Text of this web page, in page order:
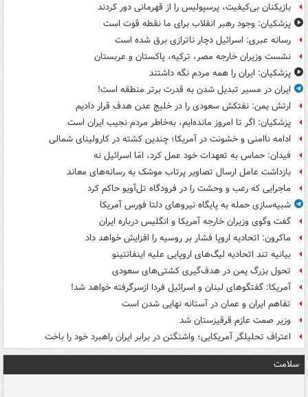
بازیکنان بی‌کیفیت، پرسپولیس را از قهرمانی دور کردند
پزشکیان: وجود رهبر انقلاب برای ما نقطه قوت است
رسانه عبری: اسرائیل دچار ناترازی برق شده است
نشست وزیران خارجه مصر، ترکیه، پاکستان و عربستان
پزشکیان: ایران را همه مردم نگه داشتند
ایران در مسیر تبدیل شدن به قدرت برتر منطقه است!
ارتش یمن: نفتکش سعودی را در خلیج عدن هدف قرار دادیم
پزشکیان: اگر تا امروز مانده‌ایم، به‌خاطر مردم نجیب ایران است
ادامه ناامنی و خشونت در آمریکا؛ چندین کشته در کارولینای شمالی
فیدان: حماس به تعهدات خود عمل کرد، امّا اسرائیل نه
بازداشت عامل ارسال تصاویر پرتاب موشک به رسانه‌های معاند
ماجرایی که رعب و وحشت را در فرودگاه تل‌آویو حاکم کرد
شبیه‌سازی حمله به پایگاه نیروهای دلتا فورس آمریکا
گفت وگوی وزیران خارجه آمریکا و انگلیس درباره ایران
ماکرون: اتحادیه اروپا فشار بر روسیه را افزایش خواهد داد
بیانیه تند اتحادیه لیگ‌های اروپایی علیه اینفانتینو
تحول بزرگ یمن در هدف‌گیری کشتی‌های سعودی
آمریکا: گفتگوهای لبنان و اسرائیل فردا ازسرگرفته خواهد شد!
تفاهم ایران و عمان در آستانه نهایی شدن است
وزیر صمت عازم قرقیزستان شد
اعتراف تحلیلگر آمریکایی؛ واشنگتن در برابر ایران راهبرد خود را باخت
سلامت